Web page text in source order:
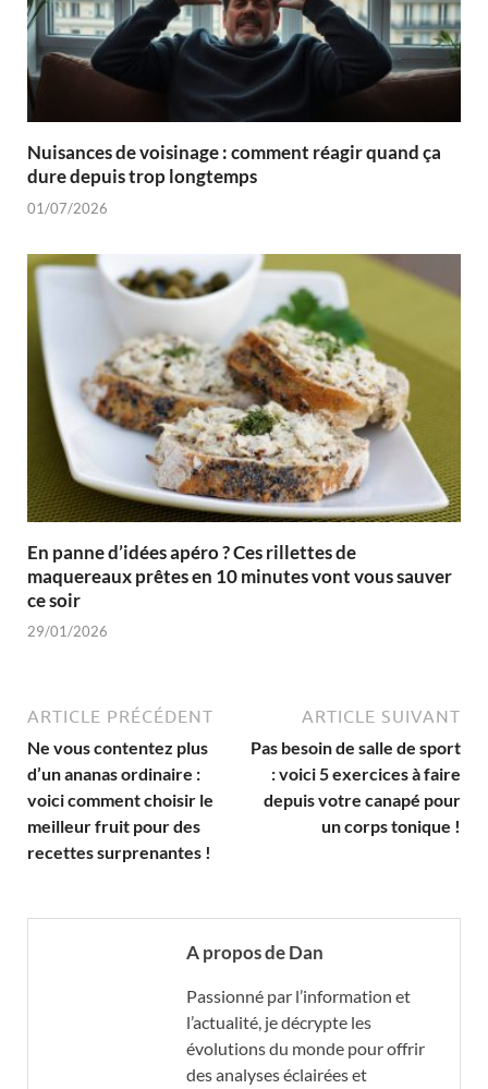
Nuisances de voisinage : comment réagir quand ça
dure depuis trop longtemps
01/07/2026
En panne d’idées apéro ? Ces rillettes de
maquereaux prêtes en 10 minutes vont vous sauver
ce soir
29/01/2026
ARTICLE PRÉCÉDENT
Ne vous contentez plus
d’un ananas ordinaire :
voici comment choisir le
meilleur fruit pour des
recettes surprenantes !
ARTICLE SUIVANT
Pas besoin de salle de sport
: voici 5 exercices à faire
depuis votre canapé pour
un corps tonique !
A propos de Dan
Passionné par l’information et
l’actualité, je décrypte les
évolutions du monde pour offrir
des analyses éclairées et